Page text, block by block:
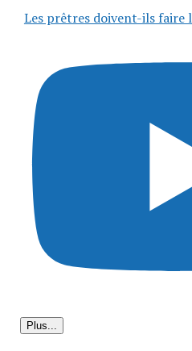
Les prêtres doivent-ils faire
Plus...